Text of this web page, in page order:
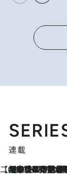
連載
【CREA×星野リゾート】唯一無二。癒
2026.8.7
【トンボの足水浴】ヒノキの香りに包まれて涼感マックス！約13℃の湧水かけ